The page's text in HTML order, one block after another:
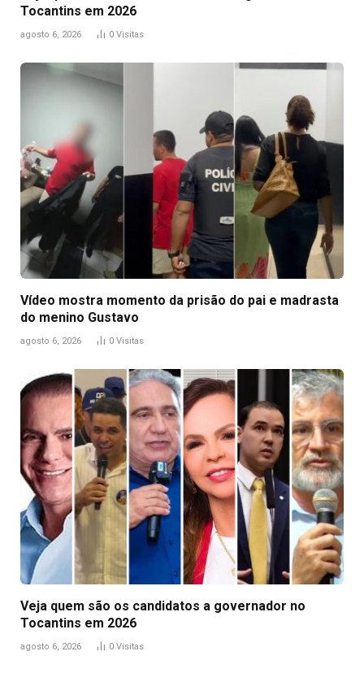
Tocantins em 2026
agosto 6, 2026 0 Visitas
Vídeo mostra momento da prisão do pai e madrasta
do menino Gustavo
agosto 6, 2026 0 Visitas
Veja quem são os candidatos a governador no
Tocantins em 2026
agosto 6, 2026 0 Visitas